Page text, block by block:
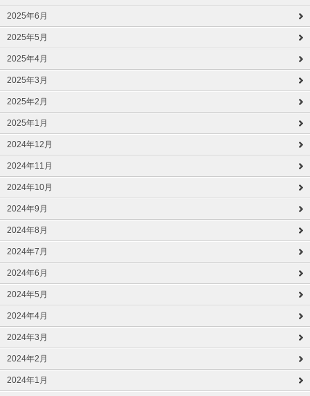
2025年6月
2025年5月
2025年4月
2025年3月
2025年2月
2025年1月
2024年12月
2024年11月
2024年10月
2024年9月
2024年8月
2024年7月
2024年6月
2024年5月
2024年4月
2024年3月
2024年2月
2024年1月